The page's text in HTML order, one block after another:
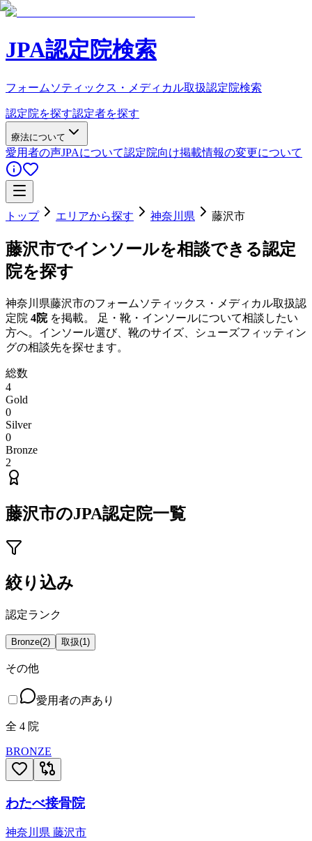
JPA認定院検索
フォームソティックス・メディカル取扱認定院検索
認定院を探す認定者を探す
療法について
愛用者の声JPAについて認定院向け掲載情報の変更について
トップ エリアから探す 神奈川県 藤沢市
藤沢市でインソールを相談できる認定
院を探す
神奈川県藤沢市のフォームソティックス・メディカル取扱認
定院 4院を掲載。 足・靴・インソールについて相談したい
方へ。インソール選び、靴のサイズ、シューズフィッティン
グの相談先を探せます。
総数
4
Gold
0
Silver
0
Bronze
2
藤沢市のJPA認定院一覧
絞り込み
認定ランク
Bronze(2) 取扱(1)
その他
愛用者の声あり
全 4 院
BRONZE
わたべ接骨院
神奈川県 藤沢市